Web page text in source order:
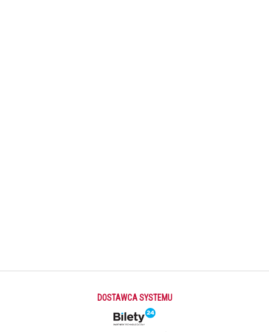
DOSTAWCA SYSTEMU